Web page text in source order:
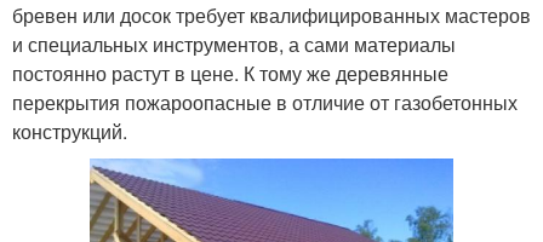
бревен или досок требует квалифицированных мастеров
и специальных инструментов, а сами материалы
постоянно растут в цене. К тому же деревянные
перекрытия пожароопасные в отличие от газобетонных
конструкций.